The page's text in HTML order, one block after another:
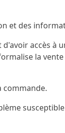
et des
accès à
la